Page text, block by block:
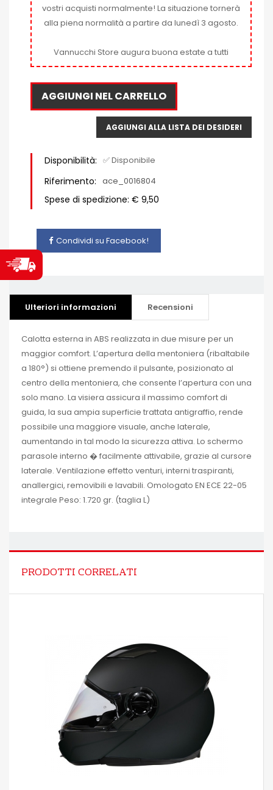
vostri acquisti normalmente! La situazione tornerà
alla piena normalità a partire da lunedì 3 agosto.
Vannucchi Store augura buona estate a tutti
AGGIUNGI NEL CARRELLO
AGGIUNGI ALLA LISTA DEI DESIDERI
Disponibilità: ✅ Disponibile
Riferimento: ace_0016804
Spese di spedizione: € 9,50
Condividi su Facebook!
Ulteriori informazioni Recensioni
Calotta esterna in ABS realizzata in due misure per un
maggior comfort. L’apertura della mentoniera (ribaltabile
a 180°) si ottiene premendo il pulsante, posizionato al
centro della mentoniera, che consente l’apertura con una
solo mano. La visiera assicura il massimo comfort di
guida, la sua ampia superficie trattata antigraffio, rende
possibile una maggiore visuale, anche laterale,
aumentando in tal modo la sicurezza attiva. Lo schermo
parasole interno � facilmente attivabile, grazie al cursore
laterale. Ventilazione effetto venturi, interni traspiranti,
anallergici, removibili e lavabili. Omologato EN ECE 22-05
integrale Peso: 1.720 gr. (taglia L)
PRODOTTI CORRELATI